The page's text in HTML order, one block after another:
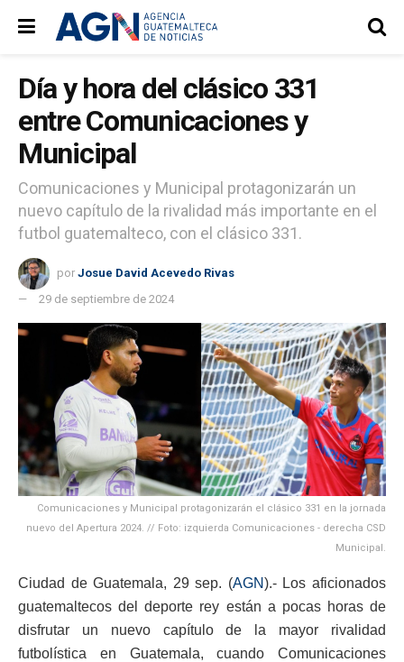
Día y hora del clásico 331
entre Comunicaciones y
Municipal
Comunicaciones y Municipal protagonizarán un
nuevo capítulo de la rivalidad más importante en el
futbol guatemalteco, con el clásico 331.
por Josue David Acevedo Rivas
29 de septiembre de 2024
Comunicaciones y Municipal protagonizarán el clásico 331 en la jornada
nuevo del Apertura 2024. // Foto: izquierda Comunicaciones - derecha CSD
Municipal.
Ciudad de Guatemala, 29 sep. (AGN).- Los aficionados
guatemaltecos del deporte rey están a pocas horas de
disfrutar un nuevo capítulo de la mayor rivalidad
futbolística en Guatemala, cuando Comunicaciones